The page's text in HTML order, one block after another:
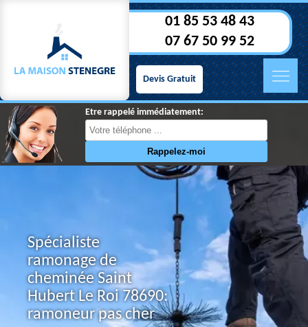
01 85 53 48 43
07 67 50 99 52
Devis Gratuit
Etre rappelé immédiatement:
Spécialiste
ramonage de
cheminée Saint
Hubert Le Roi 78690:
ramoneur pas cher